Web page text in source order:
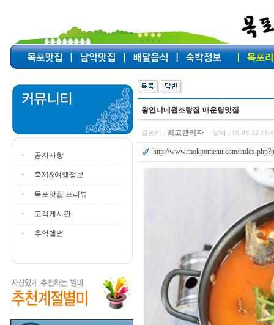
공지사항
축제&여행정보
목포맛집 프리뷰
고객게시판
추억앨범
왕언니네원조탕집-매운탕맛집
글쓴이 : 최고관리자 날짜 : 19-08-12
http://www.mokpomenu.com/